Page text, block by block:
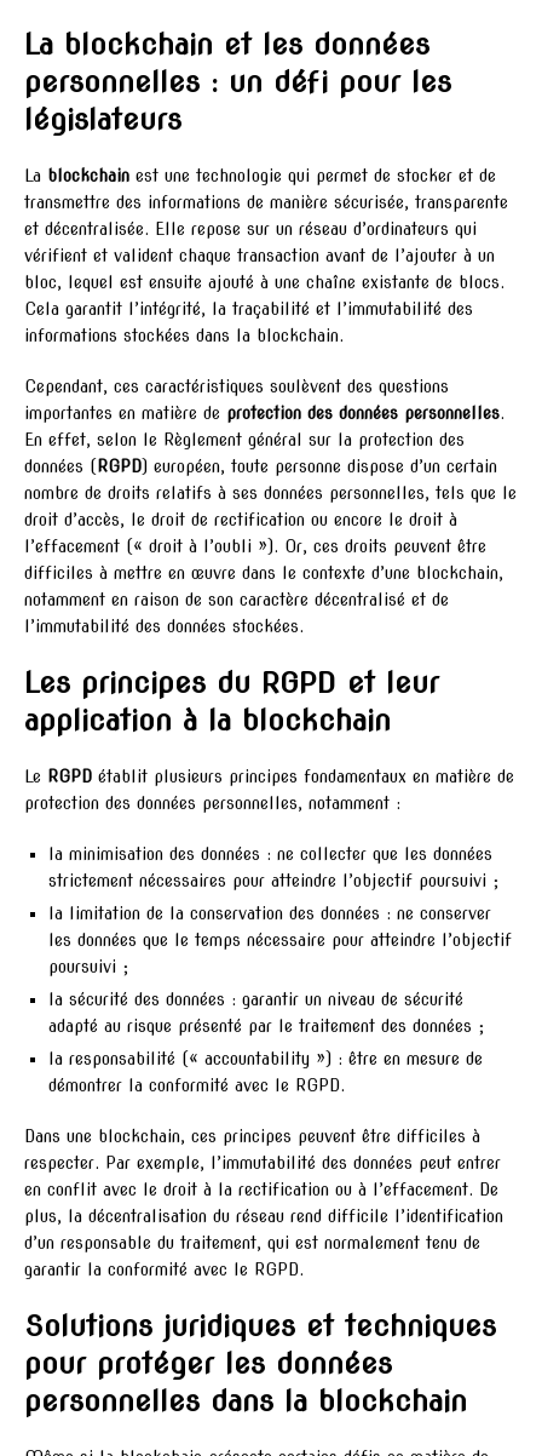
La blockchain et les données
personnelles : un défi pour les
législateurs
La blockchain est une technologie qui permet de stocker et de
transmettre des informations de manière sécurisée, transparente
et décentralisée. Elle repose sur un réseau d’ordinateurs qui
vérifient et valident chaque transaction avant de l’ajouter à un
bloc, lequel est ensuite ajouté à une chaîne existante de blocs.
Cela garantit l’intégrité, la traçabilité et l’immutabilité des
informations stockées dans la blockchain.
Cependant, ces caractéristiques soulèvent des questions
importantes en matière de protection des données personnelles.
En effet, selon le Règlement général sur la protection des
données ( RGPD) européen, toute personne dispose d’un certain
nombre de droits relatifs à ses données personnelles, tels que le
droit d’accès, le droit de rectification ou encore le droit à
l’effacement (« droit à l’oubli »). Or, ces droits peuvent être
difficiles à mettre en œuvre dans le contexte d’une blockchain,
notamment en raison de son caractère décentralisé et de
l’immutabilité des données stockées.
Les principes du RGPD et leur
application à la blockchain
Le RGPD établit plusieurs principes fondamentaux en matière de
protection des données personnelles, notamment :
la minimisation des données : ne collecter que les données
strictement nécessaires pour atteindre l’objectif poursuivi ;
la limitation de la conservation des données : ne conserver
les données que le temps nécessaire pour atteindre l’objectif
poursuivi ;
la sécurité des données : garantir un niveau de sécurité
adapté au risque présenté par le traitement des données ;
la responsabilité (« accountability ») : être en mesure de
démontrer la conformité avec le RGPD.
Dans une blockchain, ces principes peuvent être difficiles à
respecter. Par exemple, l’immutabilité des données peut entrer
en conflit avec le droit à la rectification ou à l’effacement. De
plus, la décentralisation du réseau rend difficile l’identification
d’un responsable du traitement, qui est normalement tenu de
garantir la conformité avec le RGPD.
Solutions juridiques et techniques
pour protéger les données
personnelles dans la blockchain